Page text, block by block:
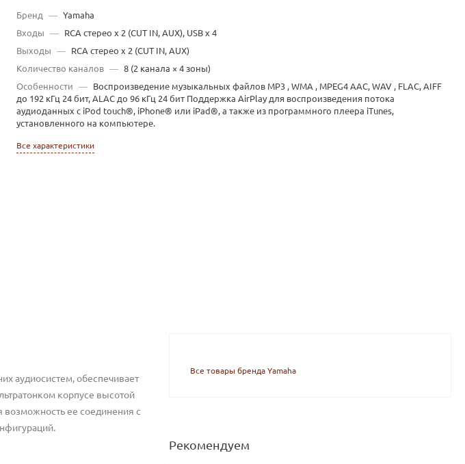
Бренд — Yamaha
Входы
—
RCA стерео х 2 (CUT IN, AUX), USB х 4
Выходы
—
RCA стерео х 2 (CUT IN, AUX)
Количество каналов — 8 (2 канала × 4 зоны)
Особенности
—
Воспроизведение музыкальных файлов MP3 , WMA , MPEG4 AAC, WAV , FLAC, AIFF
до 192 кГц 24 бит, ALAC до 96 кГц 24 бит Поддержка AirPlay для воспроизведения потока
аудиоданных с iPod touch®, iPhone® или iPad®, а также из программного плеера iTunes,
установленного на компьютере.
Все характеристики
аудиосистем, обеспечивает
корпусе высотой
возможность ее соединения с
Все товары бренда Yamaha
Рекомендуем